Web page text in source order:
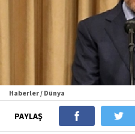
Haberler / Dünya
PAYLAŞ